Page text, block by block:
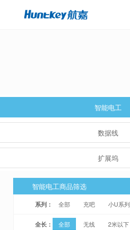
智能电工
数据线
扩展坞
智能电工商品筛选
系列： 全部 充吧 小U系列
全长： 全部 无线 2米以下